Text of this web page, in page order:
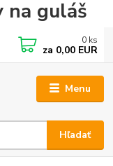
na guláš
Menu
Hľadať
0 ks
za 0,00 EUR